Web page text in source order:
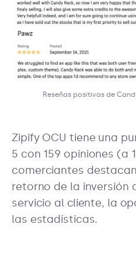
Reseñas positivas de
Zipify OCU tiene una
5 con 159 opiniones (a
comerciantes
retorno de la inversión
servicio al cliente, la
las estadísticas.